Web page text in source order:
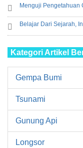
Menguji Pengetahuan
Belajar Dari Sejarah,
Kategori Artikel
Gempa Bumi
Tsunami
Gunung Api
Longsor